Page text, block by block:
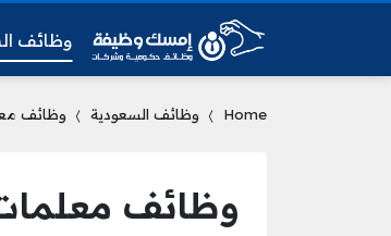
وظائف
Home وظائف السعودية وظائف
وظائف معلمات في